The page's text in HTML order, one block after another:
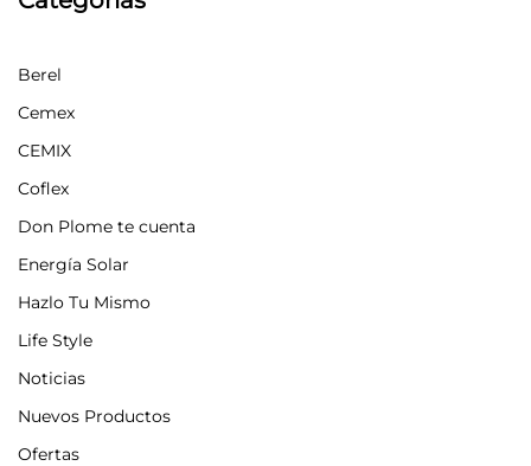
Berel
Cemex
CEMIX
Coflex
Don Plome te cuenta
Energía Solar
Hazlo Tu Mismo
Life Style
Noticias
Nuevos Productos
Ofertas